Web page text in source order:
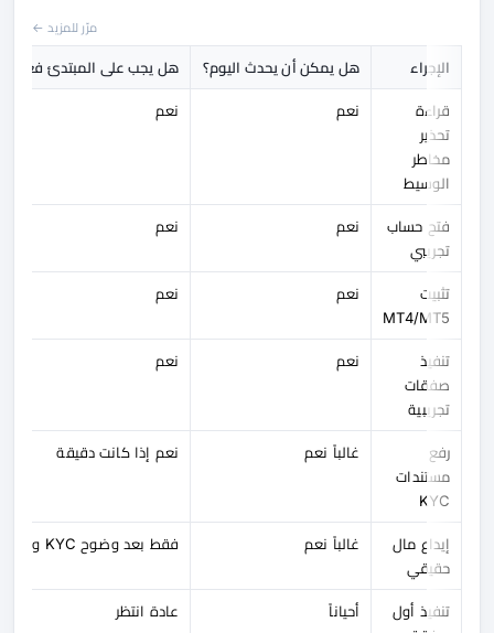
مرّر للمزيد ←
الإجراء هل يمكن أن يحدث اليوم؟ هل يجب على المبتدئ فعله
قراءة
تحذير
مخاطر
الوسيط
نعم نعم
فتح حساب
تجريبي
نعم نعم
تثبيت
MT4/MT5
نعم نعم
تنفيذ
صفقات
تجريبية
نعم نعم
رفع
مستندات
KYC
غالباً نعم نعم إذا كانت دقيقة
إيداع مال
حقيقي
غالباً نعم فقط بعد وضوح KYC والشروط
تنفيذ أول
أحياناً عادة انتظر